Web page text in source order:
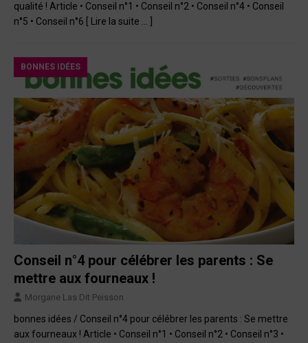
qualité ! Article • Conseil n°1 • Conseil n°2 • Conseil n°4 • Conseil
n°5 • Conseil n°6
[ Lire la suite … ]
BONNES IDÉES
Conseil n°4 pour célébrer les parents : Se
mettre aux fourneaux !
Morgane Las Dit Peisson
bonnes idées / Conseil n°4 pour célébrer les parents : Se mettre
aux fourneaux ! Article • Conseil n°1 • Conseil n°2 • Conseil n°3 •